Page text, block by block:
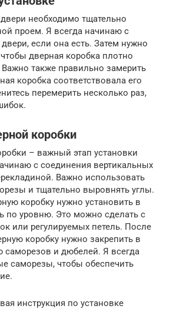
необходимо тщательно
проем. Я всегда начинаю с
если она есть. Затем нужно
дверная коробка плотно
Важно также правильно замерить
коробка соответствовала его
перемерить несколько раз,
коробки
– важный этап установки
с соединения вертикальных
Важно использовать
и тщательно выровнять углы.
коробку нужно установить в
по уровню. Это можно сделать с
или регулируемых петель. После
коробку нужно закрепить в
и дюбелей. Я всегда
саморезы, чтобы обеспечить
инструкция по установке